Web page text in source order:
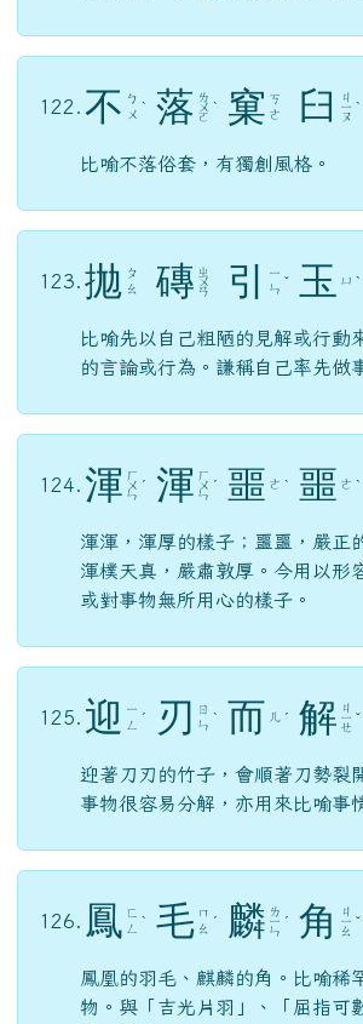
122. 不 ㄅ
ㄨ ˋ 落 ㄌ
ㄨ
ㄛ
ˋ 窠 ㄎ
ㄜ
臼 ㄐ
ㄧ
ㄡ
ˋ
比喻不落俗套，有獨創風格。
123. 拋 ㄆ
ㄠ
磚 ㄓ
ㄨ
ㄢ 引
ㄧ
ㄣ ˇ 玉 ㄩ ˋ
比喻先以自己粗陋的見解或行動
的言論或行為。謙稱自己率先做
124. 渾 ㄏ
ㄨ
ㄣ
ˊ 渾 ㄏ
ㄨ
ㄣ
ˊ 噩 ㄜ ˋ 噩 ㄜ ˋ
渾渾，渾厚的樣子；噩噩，嚴正
渾樸天真，嚴肅敦厚。今用以形
或對事物無所用心的樣子。
125. 迎 ㄧ
ㄥ
ˊ 刃 ㄖ
ㄣ ˋ 而 ㄦ ˊ 解 ㄐ
ㄧ
ㄝ
ˇ
迎著刀刃的竹子，會順著刀勢裂
事物很容易分解，亦用來比喻事
126. 鳳 ㄈ
ㄥ ˋ 毛 ㄇ
ㄠ ˊ 麟 ㄌ
ㄧ
ㄣ
ˊ 角 ㄐ
ㄧ
ㄠ
ˇ
鳳凰的羽毛、麒麟的角。比喻稀
物。與「吉光片羽」、「屈指可